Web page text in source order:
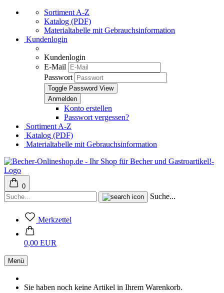
Sortiment A-Z
Katalog (PDF)
Materialtabelle mit Gebrauchsinformation
Kundenlogin
Kundenlogin
E-Mail
Passwort
Toggle Password View
Konto erstellen
Passwort vergessen?
Sortiment A-Z
Katalog (PDF)
Materialtabelle mit Gebrauchsinformation
0
Suche...
Merkzettel
0,00 EUR
Menü
Sie haben noch keine Artikel in Ihrem Warenkorb.